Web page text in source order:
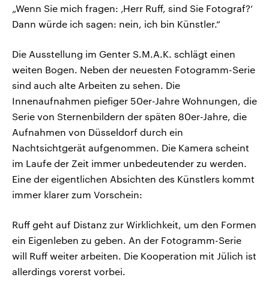
„Wenn Sie mich fragen: ‚Herr Ruff, sind Sie Fotograf?‘
Dann würde ich sagen: nein, ich bin Künstler.“
Die Ausstellung im Genter S.M.A.K. schlägt einen
weiten Bogen. Neben der neuesten Fotogramm-Serie
sind auch alte Arbeiten zu sehen. Die
Innenaufnahmen piefiger 50er-Jahre Wohnungen, die
Serie von Sternenbildern der späten 80er-Jahre, die
Aufnahmen von Düsseldorf durch ein
Nachtsichtgerät aufgenommen. Die Kamera scheint
im Laufe der Zeit immer unbedeutender zu werden.
Eine der eigentlichen Absichten des Künstlers kommt
immer klarer zum Vorschein:
Ruff geht auf Distanz zur Wirklichkeit, um den Formen
ein Eigenleben zu geben. An der Fotogramm-Serie
will Ruff weiter arbeiten. Die Kooperation mit Jülich ist
allerdings vorerst vorbei.